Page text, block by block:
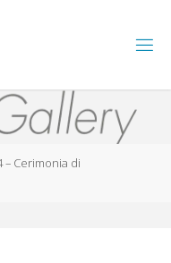
– Cerimonia di